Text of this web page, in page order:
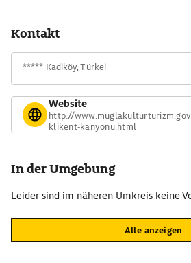
Kontakt
***** Kadiköy, Türkei
Website
http://
klikent-kanyonu.html
In der Umgebung
Leider sind im näheren Umkreis keine
Alle anzeigen